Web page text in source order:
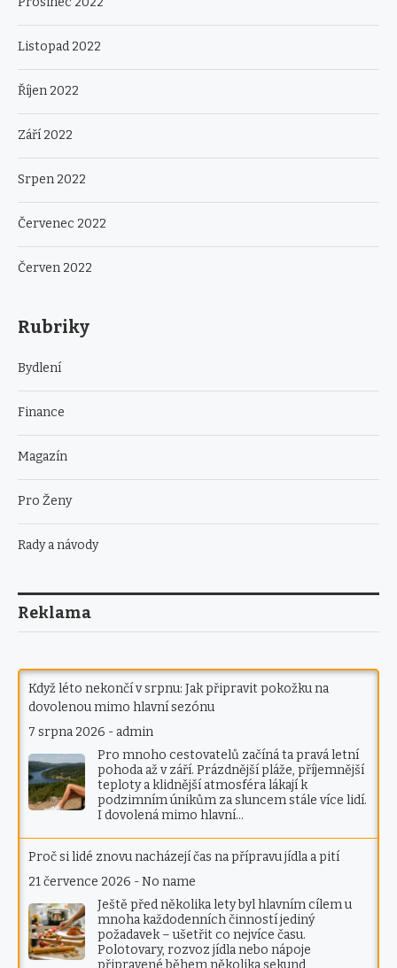
Když léto nekončí v srpnu: Jak připravit pokožku na
dovolenou mimo hlavní sezónu
7 srpna 2026 - admin
Pro mnoho cestovatelů začíná ta pravá letní
pohoda až v září. Prázdnější pláže, příjemnější
teploty a klidnější atmosféra lákají k
podzimním únikům za sluncem stále více lidí.
I dovolená mimo hlavní…
Proč si lidé znovu nacházejí čas na přípravu jídla a pití
21 července 2026 -No name
Ještě před několika lety byl hlavním cílem u
mnoha každodenních činností jediný
požadavek – ušetřit co nejvíce času.
Polotovary, rozvoz jídla nebo nápoje
Listopad 2022
Říjen 2022
Září 2022
Srpen 2022
Červenec 2022
Červen 2022
Rubriky
Bydlení
Finance
Magazín
Pro Ženy
Rady a návody
Reklama